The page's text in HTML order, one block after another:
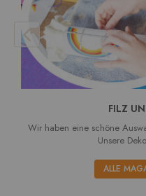
FILZ
Wir haben eine schöne
Unsere
ALLE